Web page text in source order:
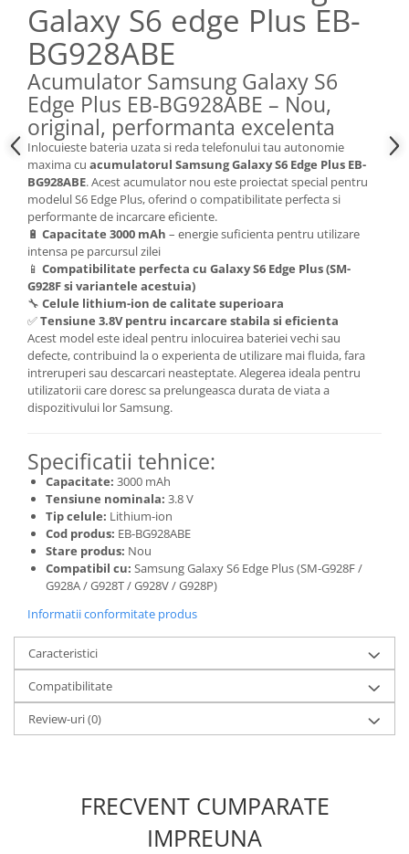
Nokia
Samsung
Sony
Display
Acer
Alcatel
Allview
Asus
Asus
Blackberry
Blackview
Display Oneplus
HTC
HTC
Huawei
Iphone
IPOD
Motorola
Nokia
Oppo
Samsung
Sony
Vodafone
Wiko
Xiaomi
ZTE
Mufa incarcare
Allview
Asus
Galaxy S6 edge Plus EB-
BG928ABE
Acumulator Samsung Galaxy S6
Edge Plus EB-BG928ABE – Nou,
original, performanta excelenta
Inlocuieste bateria uzata si reda telefonului tau autonomie
maxima cu acumulatorul Samsung Galaxy S6 Edge Plus EB-
BG928ABE. Acest acumulator nou este proiectat special pentru
modelul S6 Edge Plus, oferind o compatibilitate perfecta si
performante de incarcare eficiente.
🔋 Capacitate 3000 mAh – energie suficienta pentru utilizare
intensa pe parcursul zilei
📱 Compatibilitate perfecta cu Galaxy S6 Edge Plus (SM-
G928F si variantele acestuia)
🔧 Celule lithium-ion de calitate superioara
✅Tensiune 3.8V pentru incarcare stabila si eficienta
Acest model este ideal pentru inlocuirea bateriei vechi sau
defecte, contribuind la o experienta de utilizare mai fluida, fara
intreruperi sau descarcari neasteptate. Alegerea ideala pentru
utilizatorii care doresc sa prelungeasca durata de viata a
dispozitivului lor Samsung.
Specificatii tehnice:
Capacitate: 3000 mAh
Tensiune nominala: 3.8 V
Tip celule: Lithium-ion
Cod produs: EB-BG928ABE
Stare produs: Nou
Compatibil cu: Samsung Galaxy S6 Edge Plus (SM-G928F /
G928A / G928T / G928V / G928P)
Informatii conformitate produs
Caracteristici
Compatibilitate
Review-uri(0)
FRECVENT CUMPARATE
IMPREUNA